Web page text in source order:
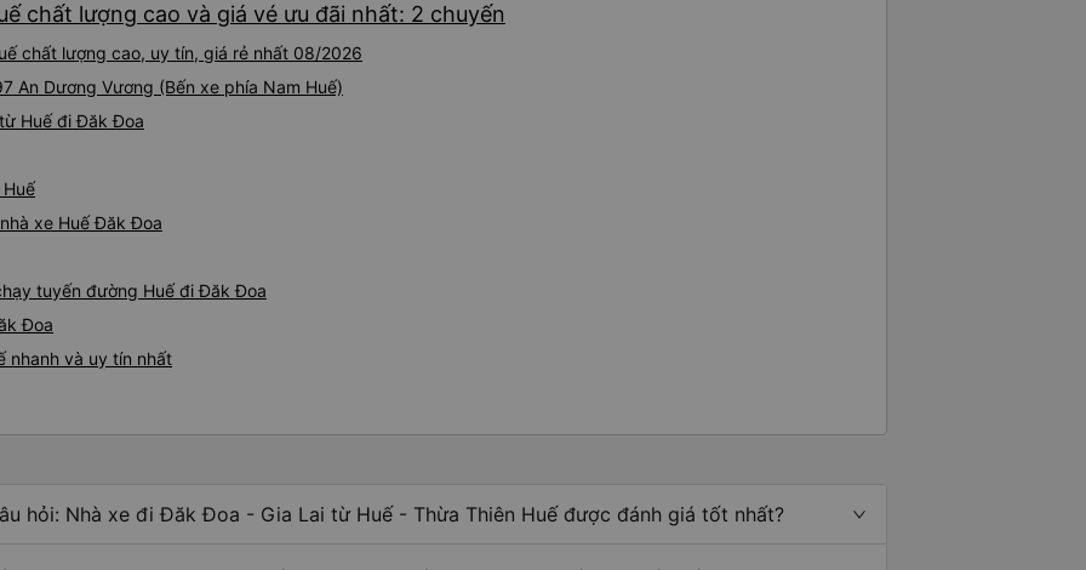
chất lượng cao và giá vé ưu đãi nhất: 2 chuyến
chất lượng cao, uy tín, giá rẻ nhất 08/2026
An Dương Vương (Bến xe phía Nam Huế)
Huế đi Đăk Đoa
xe Huế Đăk Đoa
tuyến đường Huế đi Đăk Đoa
Đoa
nhanh và uy tín nhất
hỏi: Nhà xe đi Đăk Đoa - Gia Lai từ Huế - Thừa Thiên Huế được đánh giá tốt nhất?